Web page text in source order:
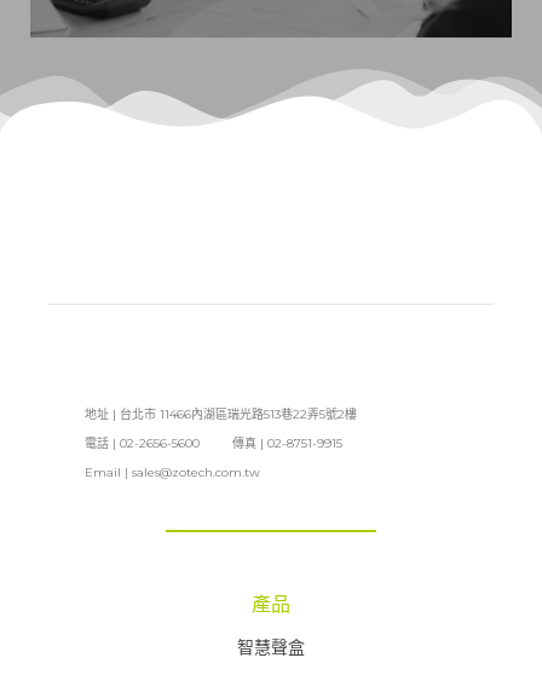
地址 | 台北市 11466內湖區瑞光路513巷22弄5號2樓
電話 | 02-2656-5600 傳真 | 02-8751-9915
Email | sales@zotech.com.tw
產品
智慧聲盒